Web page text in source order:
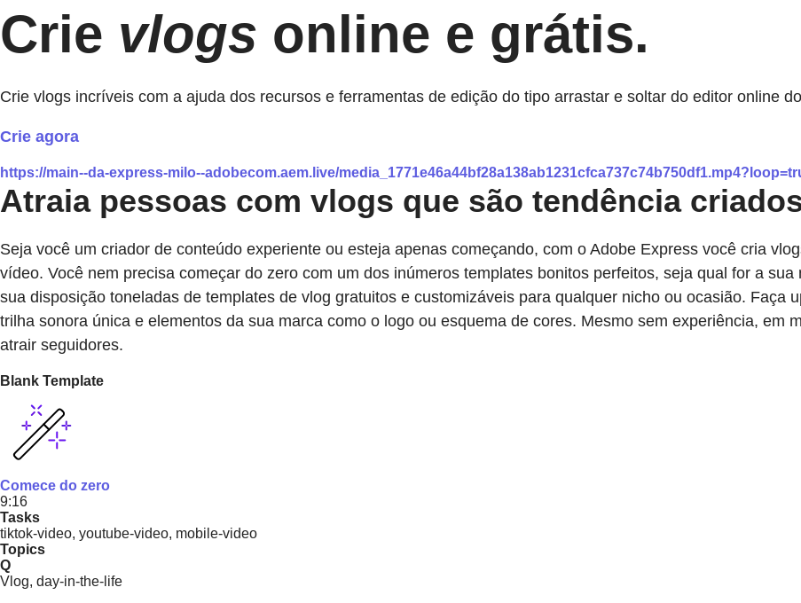
Crie vlogs online e grátis.
Crie vlogs incríveis com a ajuda dos recursos e ferramentas de edição do tipo arrastar e soltar do editor online
Crie agora
https://main--da-express-milo--adobecom.aem.live/
Atraia pessoas com vlogs que são tendência
Seja você um criador de conteúdo experiente ou esteja apenas começando, com o Adobe Express você cria
vídeo. Você nem precisa começar do zero com um dos inúmeros templates bonitos perfeitos, seja qual for a
sua disposição toneladas de templates de vlog gratuitos e customizáveis para qualquer nicho ou ocasião. Faça
trilha sonora única e elementos da sua marca como o logo ou esquema de cores. Mesmo sem experiência, em
atrair seguidores.
Blank Template
Comece do zero
9:16
Tasks
tiktok-video, youtube-video, mobile-video
Topics
Q
Vlog, day-in-the-life